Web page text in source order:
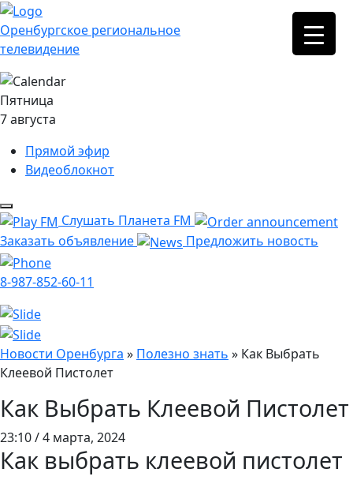
Оренбургское региональное
телевидение
Пятница
7 августа
Прямой эфир
Видеоблокнот
Слушать Планета FM
Заказать объявление
Предложить новость
8-987-852-60-11
Новости Оренбурга » Полезно знать » Как Выбрать
Клеевой Пистолет
Как Выбрать Клеевой Пистолет
23:10 / 4 марта, 2024
Как выбрать клеевой пистолет